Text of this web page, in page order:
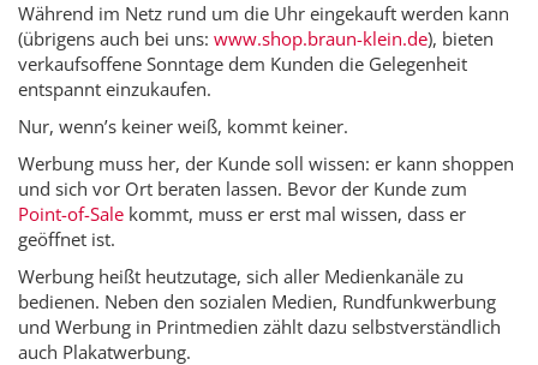
Während im Netz rund um die Uhr eingekauft werden kann
(übrigens auch bei uns: www.shop.braun-klein.de), bieten
verkaufsoffene Sonntage dem Kunden die Gelegenheit
entspannt einzukaufen.
Nur, wenn’s keiner weiß, kommt keiner.
Werbung muss her, der Kunde soll wissen: er kann shoppen
und sich vor Ort beraten lassen. Bevor der Kunde zum
Point-of-Sale kommt, muss er erst mal wissen, dass er
geöffnet ist.
Werbung heißt heutzutage, sich aller Medienkanäle zu
bedienen. Neben den sozialen Medien, Rundfunkwerbung
und Werbung in Printmedien zählt dazu selbstverständlich
auch Plakatwerbung.